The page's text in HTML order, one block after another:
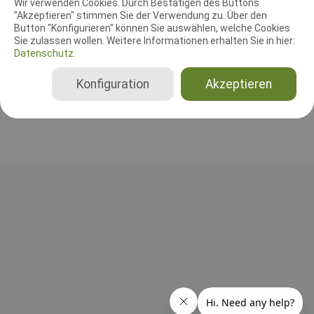
Wir verwenden Cookies. Durch Bestätigen des Buttons
"Akzeptieren" stimmen Sie der Verwendung zu. Über den
Button "Konfigurieren" können Sie auswählen, welche Cookies
Sie zulassen wollen. Weitere Informationen erhalten Sie in hier:
Datenschutz.
Akzeptieren
Konfiguration
Leistungsrichter
Torsten Hallfahrt Nicola Grund